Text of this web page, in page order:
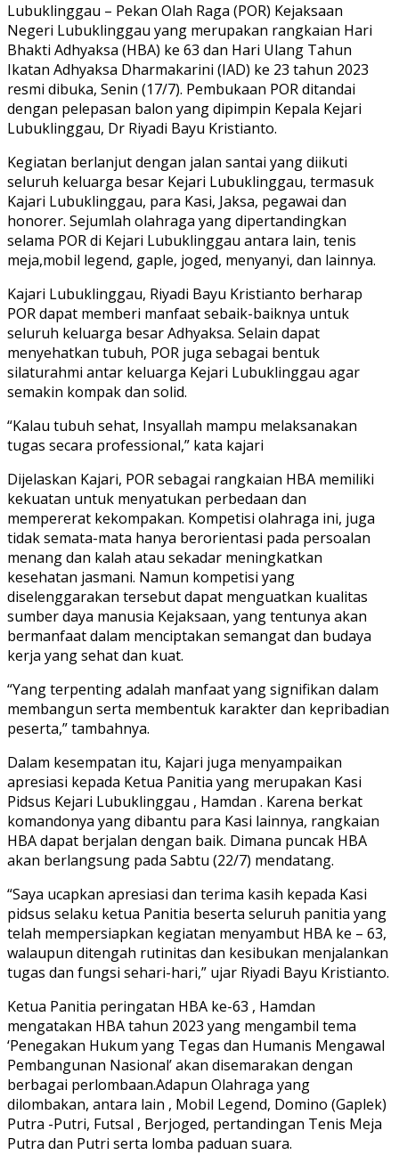
Lubuklinggau – Pekan Olah Raga (POR) Kejaksaan
Negeri Lubuklinggau yang merupakan rangkaian Hari
Bhakti Adhyaksa (HBA) ke 63 dan Hari Ulang Tahun
Ikatan Adhyaksa Dharmakarini (IAD) ke 23 tahun 2023
resmi dibuka, Senin (17/7). Pembukaan POR ditandai
dengan pelepasan balon yang dipimpin Kepala Kejari
Lubuklinggau, Dr Riyadi Bayu Kristianto.
Kegiatan berlanjut dengan jalan santai yang diikuti
seluruh keluarga besar Kejari Lubuklinggau, termasuk
Kajari Lubuklinggau, para Kasi, Jaksa, pegawai dan
honorer. Sejumlah olahraga yang dipertandingkan
selama POR di Kejari Lubuklinggau antara lain, tenis
meja,mobil legend, gaple, joged, menyanyi, dan lainnya.
Kajari Lubuklinggau, Riyadi Bayu Kristianto berharap
POR dapat memberi manfaat sebaik-baiknya untuk
seluruh keluarga besar Adhyaksa. Selain dapat
menyehatkan tubuh, POR juga sebagai bentuk
silaturahmi antar keluarga Kejari Lubuklinggau agar
semakin kompak dan solid.
“Kalau tubuh sehat, Insyallah mampu melaksanakan
tugas secara professional,” kata kajari
Dijelaskan Kajari, POR sebagai rangkaian HBA memiliki
kekuatan untuk menyatukan perbedaan dan
mempererat kekompakan. Kompetisi olahraga ini, juga
tidak semata-mata hanya berorientasi pada persoalan
menang dan kalah atau sekadar meningkatkan
kesehatan jasmani. Namun kompetisi yang
diselenggarakan tersebut dapat menguatkan kualitas
sumber daya manusia Kejaksaan, yang tentunya akan
bermanfaat dalam menciptakan semangat dan budaya
kerja yang sehat dan kuat.
“Yang terpenting adalah manfaat yang signifikan dalam
membangun serta membentuk karakter dan kepribadian
peserta,” tambahnya.
Dalam kesempatan itu, Kajari juga menyampaikan
apresiasi kepada Ketua Panitia yang merupakan Kasi
Pidsus Kejari Lubuklinggau , Hamdan . Karena berkat
komandonya yang dibantu para Kasi lainnya, rangkaian
HBA dapat berjalan dengan baik. Dimana puncak HBA
akan berlangsung pada Sabtu (22/7) mendatang.
“Saya ucapkan apresiasi dan terima kasih kepada Kasi
pidsus selaku ketua Panitia beserta seluruh panitia yang
telah mempersiapkan kegiatan menyambut HBA ke – 63,
walaupun ditengah rutinitas dan kesibukan menjalankan
tugas dan fungsi sehari-hari,” ujar Riyadi Bayu Kristianto.
Ketua Panitia peringatan HBA ke-63 , Hamdan
mengatakan HBA tahun 2023 yang mengambil tema
‘Penegakan Hukum yang Tegas dan Humanis Mengawal
Pembangunan Nasional’ akan disemarakan dengan
berbagai perlombaan.Adapun Olahraga yang
dilombakan, antara lain , Mobil Legend, Domino (Gaplek)
Putra -Putri, Futsal , Berjoged, pertandingan Tenis Meja
Putra dan Putri serta lomba paduan suara.